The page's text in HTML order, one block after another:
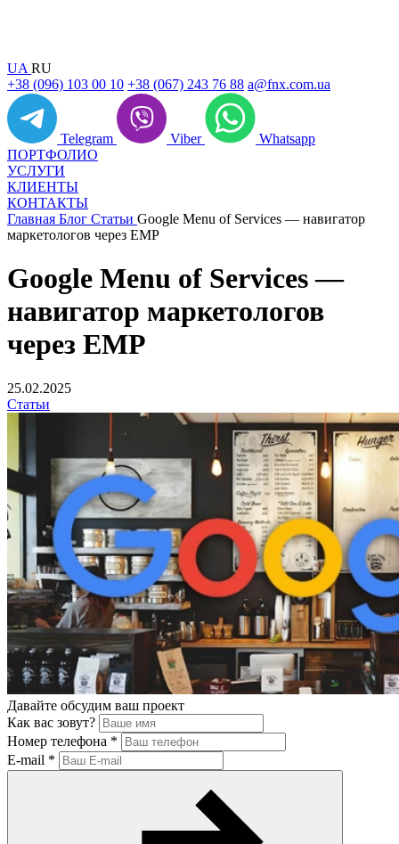
UA RU
+38 (096) 103 00 10 +38 (067) 243 76 88 a@fnx.com.ua
Telegram Viber
Whatsapp
ПОРТФОЛИО
УСЛУГИ
КЛИЕНТЫ
КОНТАКТЫ
Главная Блог Статьи Google Menu of Services — навигатор
маркетологов через EMP
Google Menu of Services —
навигатор маркетологов
через EMP
25.02.2025
Статьи
Давайте обсудим ваш проект
Как вас зовут?
Номер телефона *
E-mail *